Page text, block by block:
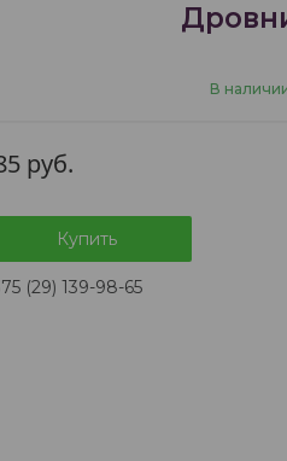
В
руб.
Купить
(29) 139-98-65